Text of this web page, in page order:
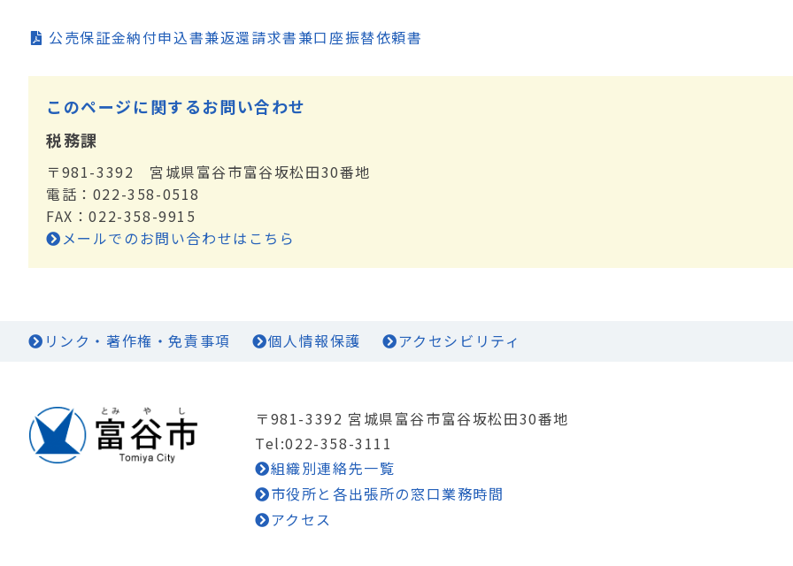
公売保証金納付申込書兼返還請求書兼口座振替依頼書
このページに関するお問い合わせ
税務課
〒981-3392 宮城県富谷市富谷坂松田30番地
電話：022-358-0518
FAX：022-358-9915
メールでのお問い合わせはこちら
リンク・著作権・免責事項 個人情報保護 アクセシビリティ
〒981-3392 宮城県富谷市富谷坂松田30番地
Tel:022-358-3111
組織別連絡先一覧
市役所と各出張所の窓口業務時間
アクセス